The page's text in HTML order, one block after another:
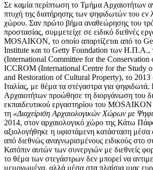
Σε καμία περίπτωση το Τμήμα Αρχαιοτήτων
πτυχή της διατήρησης των ψηφιδωτών του εν
χώρου. Σαν πρώτο βήμα αναθεώρησης του
προστασίας, συμμετείχε σε ειδικό διεθνές
MOSAIKON, το οποίο απαρτίζεται από το
Institute και το Getty Foundation των Η.Π.Α.,
(International Committee for the Conservation
ICCROM (International Centre for the Study
and Restoration of Cultural Property), το 2013
Ιταλίας, με θέμα τα στέγαστρα για
Αρχαιοτήτων προώθησε τη διοργάνωση του
εκπαιδευτικού εργαστηρίου του
τη «Διαχείριση Αρχαιολογικών Χώρων με
2014, στον αρχαιολογικό χώρο της Κάτω
αξιολογήθηκε η υφιστάμενη κατάσταση μέσα
από διεθνώς αναγνωρισμένους ειδικούς στο
Κατόπιν αυτών των συνεργιών με διεθνείς
το θέμα των στεγάστρων δεν μπορεί να
μεμονωμένα, αλλά μέσα στα πλαίσια μιας